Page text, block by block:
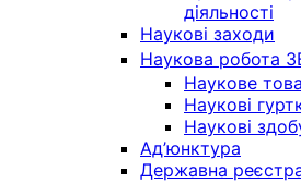
діяльності
Наукові заходи
Наукова робота
Наукове
Наукові
Наукові
Ад’юнктура
Державна